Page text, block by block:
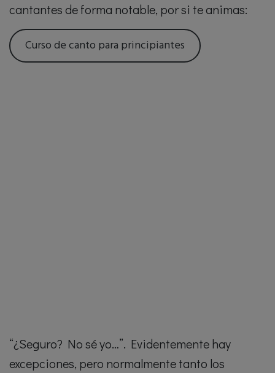
cantantes de forma notable, por si te animas:
Curso de canto para principiantes
“¿Seguro? No sé yo…”. Evidentemente hay
excepciones, pero normalmente tanto los